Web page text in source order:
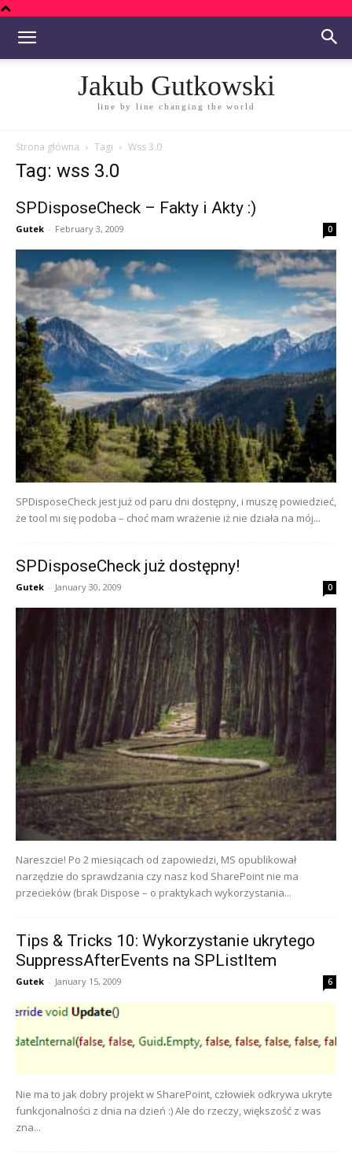
Jakub Gutkowski
line by line changing the world
Strona główna Tagi Wss 3.0
Tag: wss 3.0
SPDisposeCheck – Fakty i Akty :)
Gutek - February 3, 2009 0
SPDisposeCheck jest już od paru dni dostępny, i muszę powiedzieć,
że tool mi się podoba – choć mam wrażenie iż nie działa na mój...
SPDisposeCheck już dostępny!
Gutek - January 30, 2009 0
Nareszcie! Po 2 miesiącach od zapowiedzi, MS opublikował
narzędzie do sprawdzania czy nasz kod SharePoint nie ma
przecieków (brak Dispose – o praktykach wykorzystania...
Tips & Tricks 10: Wykorzystanie ukrytego
SuppressAfterEvents na SPListItem
Gutek - January 15, 2009 6
Nie ma to jak dobry projekt w SharePoint, człowiek odkrywa ukryte
funkcjonalności z dnia na dzień :) Ale do rzeczy, większość z was
zna...